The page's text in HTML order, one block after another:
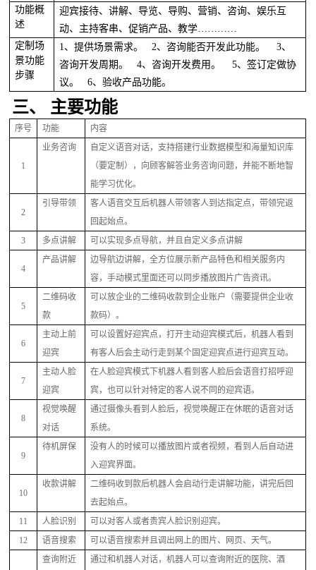
功能概
述
迎宾接待、讲解、导览、导购、营销、咨询、娱乐互
动、主持客串、促销产品、教学
定制场
景功能
步骤
1、提供场景需求。 2、咨询能否开发此功能。 3、
咨询开发周期。 4、咨询开发费用。 5、签订定做协
议。 6、验收产品功能。
三、 主要功能
序号 功能 内容
1
业务咨询
自定义语音对话，支持搭建行业数据模型和海量知识库
（要定制），向顾客解答业务咨询问题，并能不断地智
能学习优化。
2
引导带领
客人语音交互后机器人带领客人到达指定点，带领完返
回起始点。
3
多点讲解 可以实现多点导航，并且自定义多点讲解
4
产品讲解
边导航边讲解，全方位展示新产品特色和相关服务内
容，手动模式里面还可以同步播放图片广告资讯。
5
二维码收
款
可以放企业的二维码收款到企业账户（需要提供企业收
款码）。
6
主动上前
迎宾
可以设置好迎宾点，打开主动迎宾模式后，机器人看到
有客人后会主动行走到某个固定迎宾点进行迎宾互动。
7
主动人脸
迎宾
在人脸迎宾模式下机器人看到客人脸后会语音打招呼迎
宾，也可以针对特定的客人说不同的迎宾语。
8
视觉唤醒
对话
通过摄像头看到人脸后，视觉唤醒正在休眠的语音对话
系统。
9
待机屏保
没有人的时候可以播放图片或者视频，看到人后自动进
入迎宾界面。
10
收款讲解
二维码收到款后机器人会启动行走讲解功能，讲完后回
去起始点。
11
人脸识别
可以对客人或者贵宾人脸识别迎宾。
12
语音搜索
可以语音搜索并且调出网上的图片、网页、天气。
查询附近
通过和机器人对话，机器人可以查询附近的医院、酒